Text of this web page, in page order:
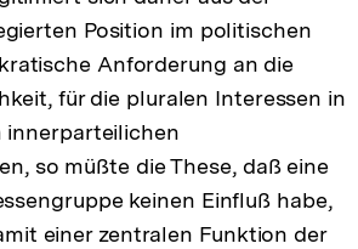
Position im politischen
Anforderung an die
für die pluralen Interessen in
innerparteilichen
so müßte die These, daß eine
keinen Einfluß habe,
einer zentralen Funktion der